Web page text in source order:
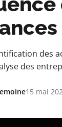
des
des
15 mai